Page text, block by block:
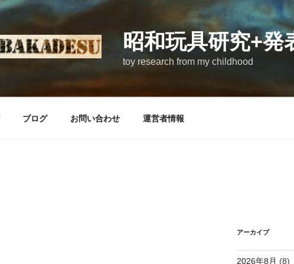
昭和玩具研究+発
toy research from my childhood
ブログ お問い合わせ 運営者情報
アーカイブ
2026年8月 (8)